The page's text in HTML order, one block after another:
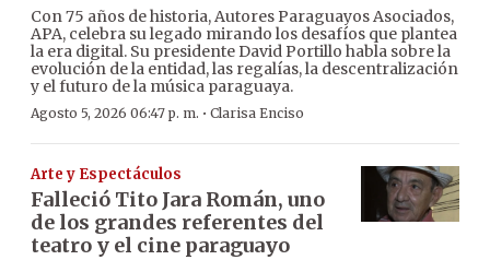
Con 75 años de historia, Autores Paraguayos Asociados,
APA, celebra su legado mirando los desafíos que plantea
la era digital. Su presidente David Portillo habla sobre la
evolución de la entidad, las regalías, la descentralización
y el futuro de la música paraguaya.
Agosto 5, 2026 06:47 p. m. · Clarisa Enciso
Arte y Espectáculos
Falleció Tito Jara Román, uno
de los grandes referentes del
teatro y el cine paraguayo